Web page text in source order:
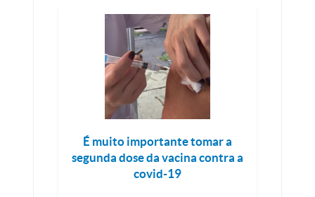
É muito importante tomar a
segunda dose da vacina contra a
covid-19